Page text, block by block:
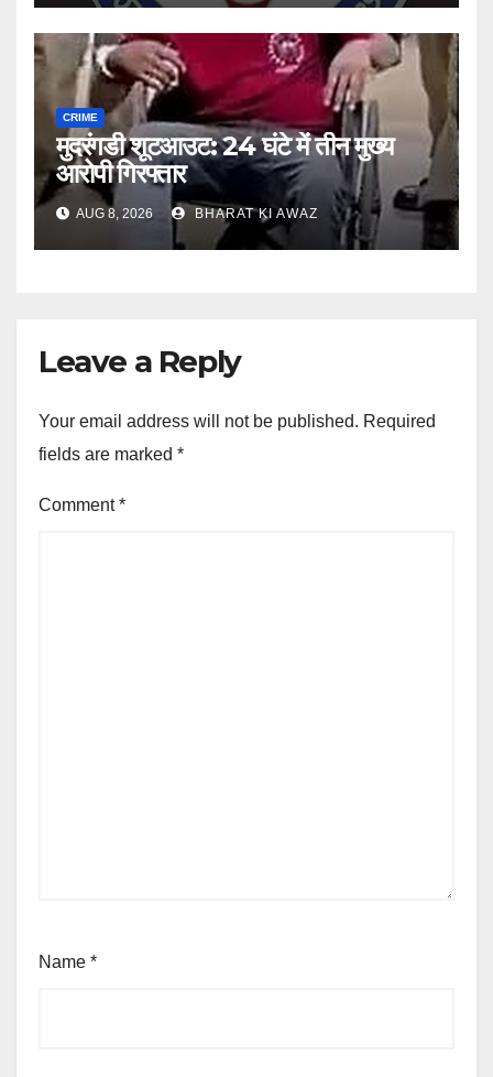
CRIME
मुदरंगडी शूटआउट: 24 घंटे में तीन मुख्य
आरोपी गिरफ्तार
AUG 8, 2026 BHARAT KI AWAZ
Leave a Reply
Your email address will not be published. Required
fields are marked *
Comment*
Name *